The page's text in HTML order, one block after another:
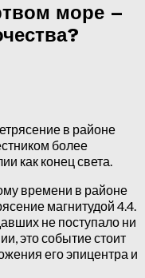
море –
в районе
более
как конец света.
времени в районе
магнитудой 4.4.
не поступало ни
это событие стоит
его эпицентра и